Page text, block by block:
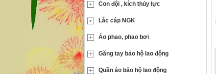
Con đội , kích thủy lực
Lắc cáp NGK
Áo phao, phao bơi
Găng tay bảo hộ lao động
Quần áo bảo hộ lao động